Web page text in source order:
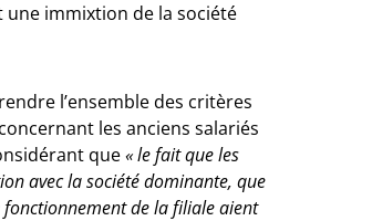
une immixtion de la société
l’ensemble des critères
les anciens salariés
que« le fait que les
avec la société dominante, que
de la filiale aient